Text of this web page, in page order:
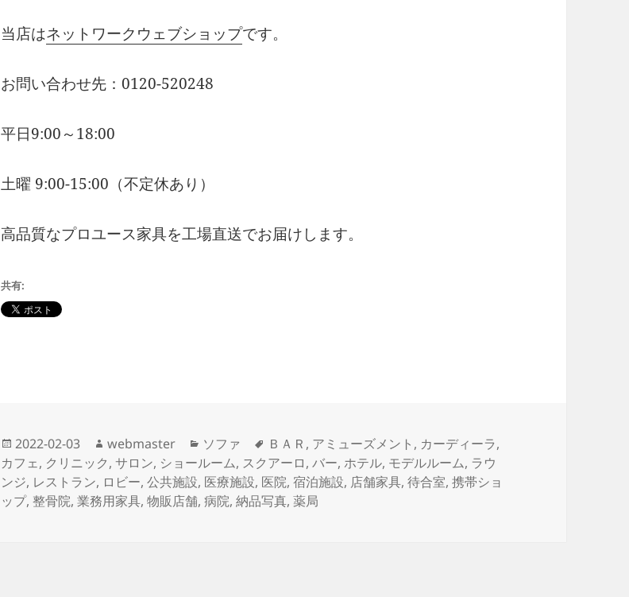
当店はネットワークウェブショップです。
お問い合わせ先：0120-520248
平日9:00～18:00
土曜 9:00-15:00（不定休あり）
高品質なプロユース家具を工場直送でお届けします。
共有:
投
稿
日:
2022-02-03
作
成
者
webmaster
カ
テ
ゴ
リ
ソファ
タ
グ
ＢＡＲ , アミューズメント , カーディーラ,
カフェ, クリニック,サロン, ショールーム, スクアーロ,バー, ホテル, モデルルーム, ラウ
ンジ, レストラン, ロビー,公共施設, 医療施設, 医院,宿泊施設, 店舗家具,待合室,携帯ショ
ップ,整骨院,業務用家具,物販店舗,病院,納品写真,薬局